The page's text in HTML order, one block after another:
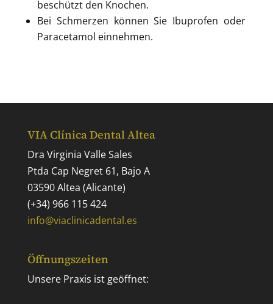
beschützt den Knochen.
Bei Schmerzen können Sie Ibuprofen oder
Paracetamol einnehmen.
VIA Clínica Dental Altea
Dra Virginia Valle Sales
Ptda Cap Negret 61, Bajo A
03590 Altea (Alicante)
(+34) 966 115 424
info@viaclinicadental.es
Öffnungszeiten
Unsere Praxis ist geöffnet: